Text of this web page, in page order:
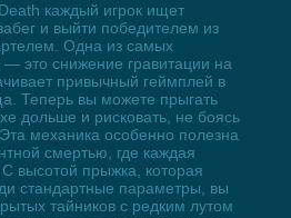
каждый игрок ищет
и выйти победителем из
Одна из самых
это снижение гравитации на
привычный геймплей в
Теперь вы можете прыгать
дольше и рисковать, не боясь
механика особенно полезна
смертью, где каждая
высотой прыжка, которая
стандартные параметры, вы
тайников с редким лутом